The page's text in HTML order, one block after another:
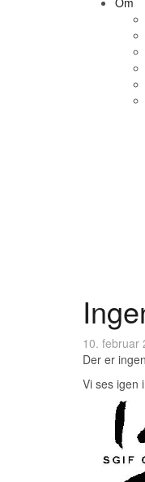
10. februar
Der er
Vi ses igen